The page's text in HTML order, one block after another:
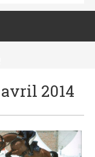
avril 2014